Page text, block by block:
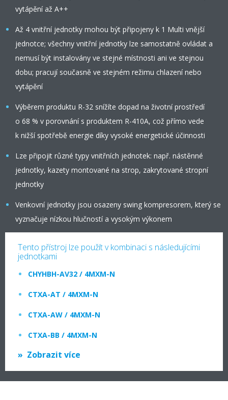
vytápění až A++
Až 4 vnitřní jednotky mohou být připojeny k 1 Multi vnější
jednotce; všechny vnitřní jednotky lze samostatně ovládat a
nemusí být instalovány ve stejné místnosti ani ve stejnou
dobu; pracují současně ve stejném režimu chlazení nebo
vytápění
Výběrem produktu R-32 snížíte dopad na životní prostředí
o 68 % v porovnání s produktem R-410A, což přímo vede
k nižší spotřebě energie díky vysoké energetické účinnosti
Lze připojit různé typy vnitřních jednotek: např. nástěnné
jednotky, kazety montované na strop, zakrytované stropní
jednotky
Venkovní jednotky jsou osazeny swing kompresorem, který se
vyznačuje nízkou hlučností a vysokým výkonem
Tento přístroj lze použít v kombinaci s následujícími
jednotkami
CHYHBH-AV32 / 4MXM-N
CTXA-AT / 4MXM-N
CTXA-AW / 4MXM-N
CTXA-BB / 4MXM-N
Zobrazit více